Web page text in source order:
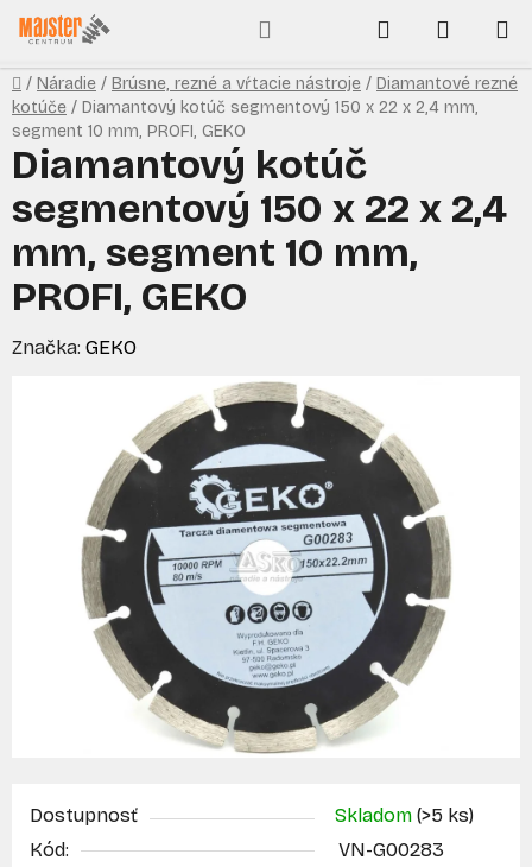
Prejsť
na
obsah
Hľadať
KOŠÍK
Domov
/ Náradie / Brúsne, rezné a vŕtacie nástroje / Diamantové rezné
kotúče / Diamantový kotúč segmentový 150 x 22 x 2,4 mm,
segment 10 mm, PROFI, GEKO
Dostupnosť Skladom (>5 ks)
Kód:
VN-G00283
Diamantový kotúč
segmentový 150 x 22 x 2,4
mm, segment 10 mm,
PROFI, GEKO
Značka: GEKO